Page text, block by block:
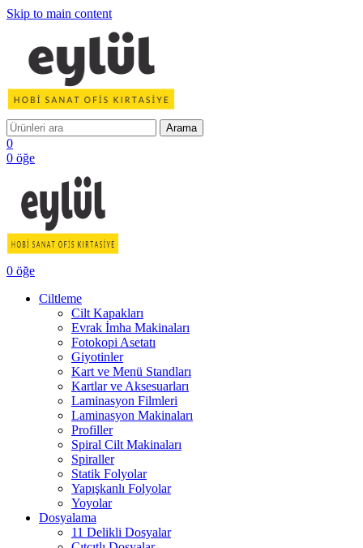
Skip to main content
Arama
0
0 öğe
0 öğe
Ciltleme
Cilt Kapakları
Evrak İmha Makinaları
Fotokopi Asetatı
Giyotinler
Kart ve Menü Standları
Kartlar ve Aksesuarları
Laminasyon Filmleri
Laminasyon Makinaları
Profiller
Spiral Cilt Makinaları
Spiraller
Statik Folyolar
Yapışkanlı Folyolar
Yoyolar
Dosyalama
11 Delikli Dosyalar